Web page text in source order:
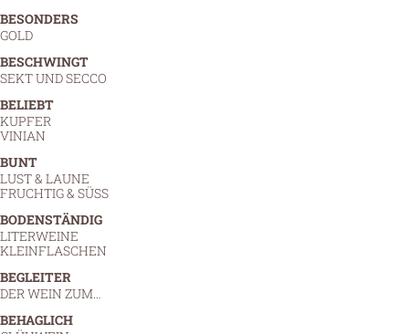
BESONDERS
GOLD
BESCHWINGT
SEKT UND SECCO
BELIEBT
KUPFER
VINIAN
BUNT
LUST & LAUNE
FRUCHTIG & SÜSS
BODENSTÄNDIG
LITERWEINE
KLEINFLASCHEN
BEGLEITER
DER WEIN ZUM…
BEHAGLICH